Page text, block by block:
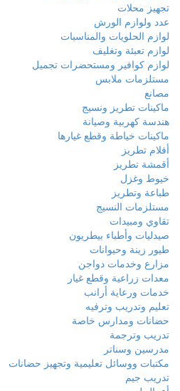
تجهيز محلات
عدد ولوازم الورش
لوازم الحلويات والمناسبات
لوازم تعبئة وتغليف
لوازم كوافير ومستحضرات تجميل
مستلزمات ملابس
مصانع
ماكينات تطريز ونسيج
هندسة كهربية وصيانة
ماكينات خياطة وقطع غيارها
أفلام تطريز
أقمشة تطريز
خيوط وغزل
طباعة وتطريز
مستلزمات النسيج
تقاوي ومبيدات
صيدليات وأطباء بيطريون
طيور زينة وحيوانات
مزارع وخدمات دواجن
معدات زراعية وقطع غيار
خدمات ورعاية أرانب
تعليم وتدريب وترفيه
حضانات ومدارس خاصة
تدريب وترجمة
مدرسين وسناتر
مكتبات ووسائل تعليمية وتجهيز حضانات
تدريب جيم